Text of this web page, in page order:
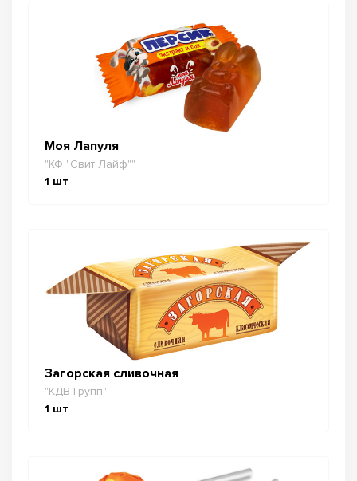
Моя Лапуля
"КФ "Свит Лайф""
1 шт
Загорская сливочная
"КДВ Групп"
1 шт